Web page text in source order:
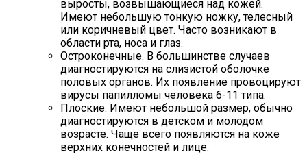
выросты, возвышающиеся над кожей.
Имеют небольшую тонкую ножку, телесный
или коричневый цвет. Часто возникают в
области рта, носа и глаз.
Остроконечные. В большинстве случаев
диагностируются на слизистой оболочке
половых органов. Их появление провоцируют
вирусы папилломы человека 6-11 типа.
Плоские. Имеют небольшой размер, обычно
диагностируются в детском и молодом
возрасте. Чаще всего появляются на коже
верхних конечностей и лице.